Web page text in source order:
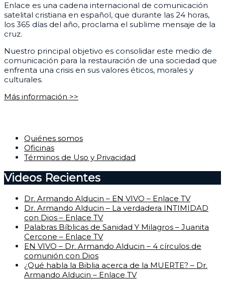
Enlace es una cadena internacional de comunicación
satelital cristiana en español, que durante las 24 horas,
los 365 días del año, proclama el sublime mensaje de la
cruz.
Nuestro principal objetivo es consolidar este medio de
comunicación para la restauración de una sociedad que
enfrenta una crisis en sus valores éticos, morales y
culturales.
Más información >>
Quiénes somos
Oficinas
Términos de Uso y Privacidad
Videos Recientes
Dr. Armando Alducin – EN VIVO – Enlace TV
Dr. Armando Alducin – La verdadera INTIMIDAD
con Dios – Enlace TV
Palabras Bíblicas de Sanidad Y Milagros – Juanita
Cercone – Enlace TV
EN VIVO – Dr. Armando Alducin – 4 círculos de
comunión con Dios
¿Qué habla la Biblia acerca de la MUERTE? – Dr.
Armando Alducin – Enlace TV